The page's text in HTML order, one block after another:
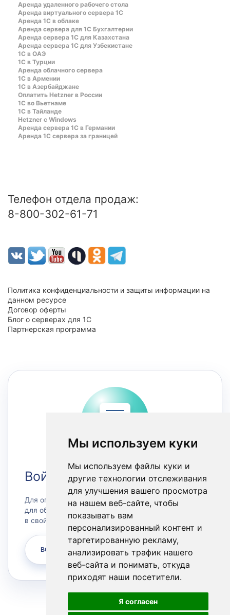
Мы используем куки
Мы используем файлы куки и
другие технологии отслеживания
для улучшения вашего просмотра
на нашем веб-сайте, чтобы
показывать вам
персонализированный контент и
таргетированную рекламу,
анализировать трафик нашего
веб-сайта и понимать, откуда
приходят наши посетители.
Я согласен
Аренда удаленного рабочего стола
Аренда виртуального сервера 1С
Аренда 1С в облаке
Аренда сервера для 1С Бухгалтерии
Аренда сервера 1С для Казахстана
Аренда сервера 1С для Узбекистане
1C в ОАЭ
1C в Турции
Аренда облачного сервера
1С в Армении
1С в Азербайджане
Оплатить Hetzner в России
1С во Вьетнаме
1С в Тайланде
Hetzner c Windows
Аренда сервера 1С в Германии
Аренда 1С сервера за границей
Телефон отдела продаж:
8-800-302-61-71
Политика конфиденциальности и защиты информации на
данном ресурсе
Договор оферты
Блог о серверах для 1С
Партнерская программа
Войти в Личный кабинет
Для оплаты счетов или заказа сервера, а также
для обращения в техническую поддержку зайдите
в свой личный кабинет.
ВОЙТИ